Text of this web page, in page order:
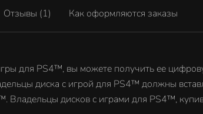
Отзывы (1) Как оформляются заказы
для PS4™, вы можете получить ее
диска с игрой для PS4™ должны
дисков с играми для PS4™,